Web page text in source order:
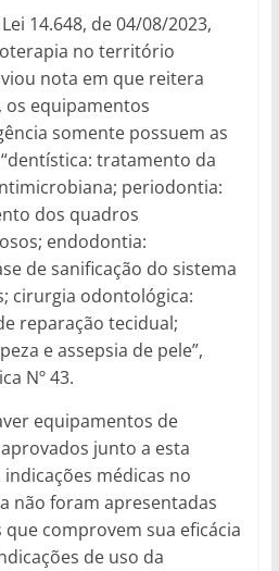
14.648, de 04/08/2023,
no território
nota em que reitera
os equipamentos
somente possuem as
tratamento da
periodontia:
dos quadros
endodontia:
de sanificação do sistema
cirurgia odontológica:
reparação tecidual;
e assepsia de pele”,
Nº 43.
equipamentos de
junto a esta
médicas no
não foram apresentadas
comprovem sua eficácia
de uso da